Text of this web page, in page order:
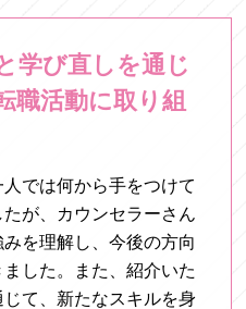
学び直しを通じ
職活動に取り組
では何から手をつけて
が、カウンセラーさん
を理解し、今後の方向
した。また、紹介いた
て、新たなスキルを身